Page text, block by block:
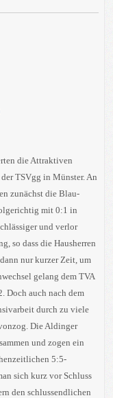
die Attraktiven
TSVgg in Münster. An
zunächst die Blau-
mit 0:1 in
und verlor
so dass die Hausherren
nur kurzer Zeit, um
gelang dem TVA
Doch auch nach dem
durch zu viele
Die Aldinger
und zogen ein
5:5-
sich kurz vor Schluss
den schlussendlichen